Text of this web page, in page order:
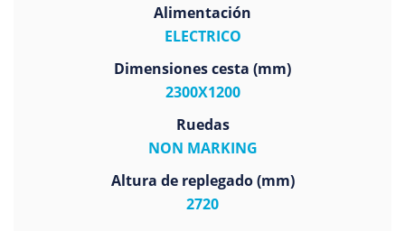
Alimentación
ELECTRICO
Dimensiones cesta (mm)
2300X1200
Ruedas
NON MARKING
Altura de replegado (mm)
2720